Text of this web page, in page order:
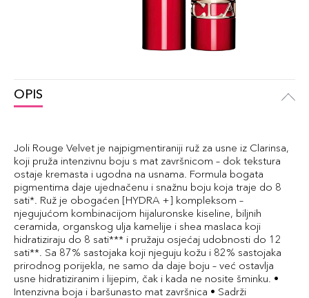
OPIS
Joli Rouge Velvet je najpigmentiraniji ruž za usne iz Clarinsa,
koji pruža intenzivnu boju s mat završnicom – dok tekstura
ostaje kremasta i ugodna na usnama. Formula bogata
pigmentima daje ujednačenu i snažnu boju koja traje do 8
sati*. Ruž je obogaćen [HYDRA +] kompleksom –
njegujućom kombinacijom hijaluronske kiseline, biljnih
ceramida, organskog ulja kamelije i shea maslaca koji
hidratiziraju do 8 sati*** i pružaju osjećaj udobnosti do 12
sati**. Sa 87% sastojaka koji njeguju kožu i 82% sastojaka
prirodnog porijekla, ne samo da daje boju – već ostavlja
usne hidratiziranim i lijepim, čak i kada ne nosite šminku. •
Intenzivna boja i baršunasto mat završnica • Sadrži